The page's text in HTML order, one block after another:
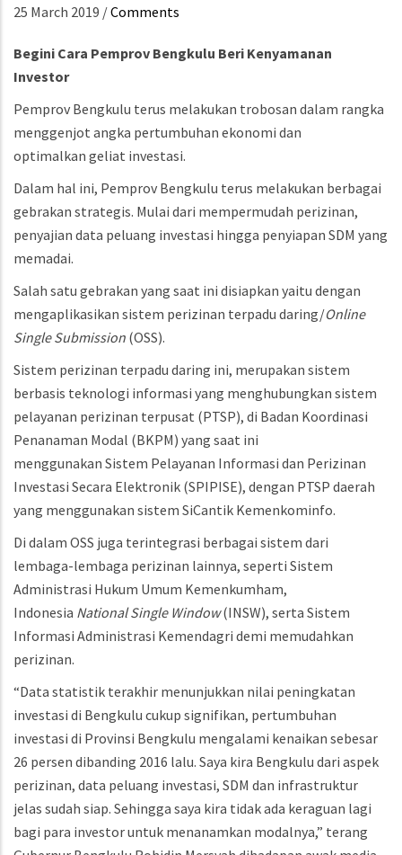
25 March 2019 /Comments
Begini Cara Pemprov Bengkulu Beri Kenyamanan
Investor
Pemprov Bengkulu terus melakukan trobosan dalam rangka
menggenjot angka pertumbuhan ekonomi dan
optimalkan geliat investasi.
Dalam hal ini, Pemprov Bengkulu terus melakukan berbagai
gebrakan strategis. Mulai dari mempermudah perizinan,
penyajian data peluang investasi hingga penyiapan SDM yang
memadai.
Salah satu gebrakan yang saat ini disiapkan yaitu dengan
mengaplikasikan sistem perizinan terpadu daring/Online
Single Submission (OSS).
Sistem perizinan terpadu daring ini, merupakan sistem
berbasis teknologi informasi yang menghubungkan sistem
pelayanan perizinan terpusat (PTSP), di Badan Koordinasi
Penanaman Modal (BKPM) yang saat ini
menggunakan Sistem Pelayanan Informasi dan Perizinan
Investasi Secara Elektronik (SPIPISE), dengan PTSP daerah
yang menggunakan sistem SiCantik Kemenkominfo.
Di dalam OSS juga terintegrasi berbagai sistem dari
lembaga-lembaga perizinan lainnya, seperti Sistem
Administrasi Hukum Umum Kemenkumham,
Indonesia National Single Window(INSW), serta Sistem
Informasi Administrasi Kemendagri demi memudahkan
perizinan.
“Data statistik terakhir menunjukkan nilai peningkatan
investasi di Bengkulu cukup signifikan, pertumbuhan
investasi di Provinsi Bengkulu mengalami kenaikan sebesar
26 persen dibanding 2016 lalu. Saya kira Bengkulu dari aspek
perizinan, data peluang investasi, SDM dan infrastruktur
jelas sudah siap. Sehingga saya kira tidak ada keraguan lagi
bagi para investor untuk menanamkan modalnya,” terang